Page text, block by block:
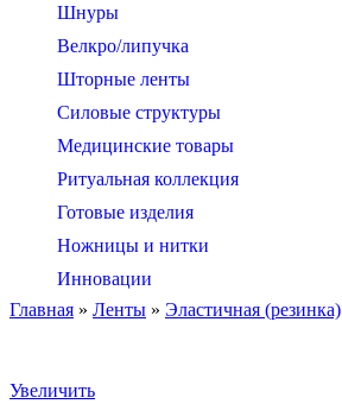
Шнуры
Велкро/липучка
Шторные ленты
Силовые структуры
Медицинские товары
Ритуальная коллекция
Готовые изделия
Ножницы и нитки
Инновации
Главная » Ленты » Эластичная (резинка)
Увеличить